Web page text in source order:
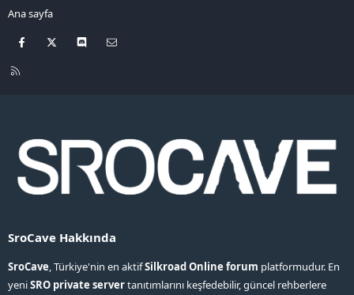
Ana sayfa
Facebook Discord
R
SroCave Hakkında
SroCave, Türkiye'nin en aktifSilkroad Online forum platformudur. En
yeniSRO private servertanıtımlarını keşfedebilir, güncel rehberlere